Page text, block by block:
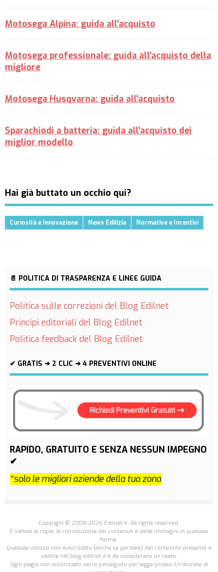
Motosega Alpina: guida all'acquisto
Motosega professionale: guida all'acquisto della
migliore
Motosega Husqvarna: guida all'acquisto
Sparachiodi a batteria: guida all'acquisto dei
miglior modello
Hai già buttato un occhio qui?
Curiosità e Innovazione News Edilizia Normative e Incentivi
📄 POLITICA DI TRASPARENZA E LINEE GUIDA
Politica sulle correzioni del Blog Edilnet
Principi editoriali del Blog Edilnet
Politica feedback del Blog Edilnet
✔ GRATIS ➜ 2 CLIC ➜ 4 PREVENTIVI ONLINE
RAPIDO, GRATUITO E SENZA NESSUN IMPEGNO
✔
*solo le migliori aziende della tua zona
Copyright © 2008-2026 Edilnet.it. All rights reserved.
É vietata la copia, la riproduzione dei contenuti e delle immagini in qualsiasi
forma.
Qualsiasi utilizzo non autorizzato (anche se parziale) del contenuto presente e
visibile nel blog.edilnet.it è da considerarsi un reato.
Ogni plagio non autorizzato verrà perseguito per legge presso il tribunale di